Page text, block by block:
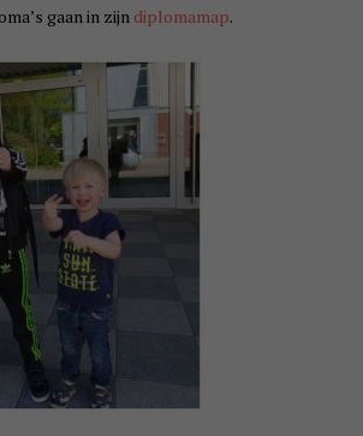
gaan in zijn diplomamap.